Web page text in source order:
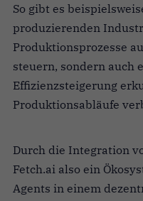
So gibt es
produzierenden
Produktionsprozesse
steuern, sondern auch
Effizienzsteigerung
Produktionsabläufe
Durch die Integration
Fetch.ai also ein
Agents in einem